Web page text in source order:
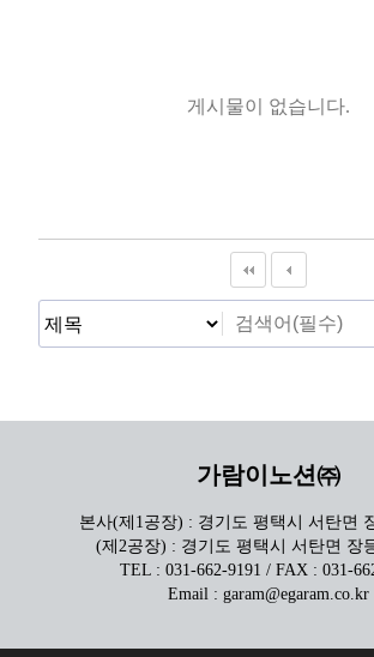
게시물이 없습니다.
가람이노션㈜
본사(제1공장) : 경기도 평택시 서탄면
(제2공장) : 경기도 평택시 서탄면 장
TEL : 031-662-9191 / FAX : 031-
Email : garam@egaram.co.kr